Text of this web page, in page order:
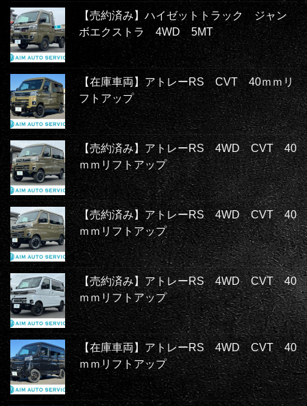
【売約済み】ハイゼットトラック ジャン
ボエクストラ 4WD 5MT
【在庫車両】アトレーRS CVT 40ｍｍリ
フトアップ
【売約済み】アトレーRS 4WD CVT 40
ｍｍリフトアップ
【売約済み】アトレーRS 4WD CVT 40
ｍｍリフトアップ
【売約済み】アトレーRS 4WD CVT 40
ｍｍリフトアップ
【在庫車両】アトレーRS 4WD CVT 40
ｍｍリフトアップ